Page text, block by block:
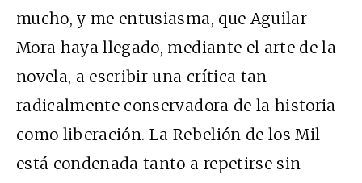
mucho, y me entusiasma, que Aguilar
Mora haya llegado, mediante el arte de la
novela, a escribir una crítica tan
radicalmente conservadora de la historia
como liberación. La Rebelión de los Mil
está condenada tanto a repetirse sin